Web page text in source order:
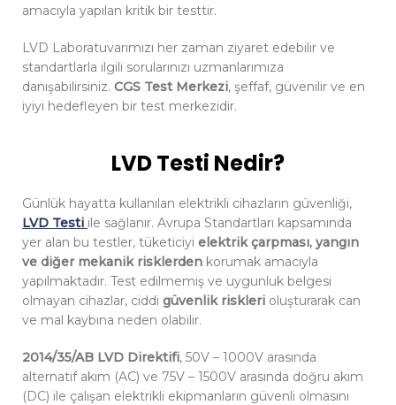
amacıyla yapılan kritik bir testtir.
LVD Laboratuvarımızı her zaman ziyaret edebilir ve
standartlarla ilgili sorularınızı uzmanlarımıza
danışabilirsiniz. CGS Test Merkezi, şeffaf, güvenilir ve en
iyiyi hedefleyen bir test merkezidir.
LVD Testi Nedir?
Günlük hayatta kullanılan elektrikli cihazların güvenliği,
LVD Testi ile sağlanır. Avrupa Standartları kapsamında
yer alan bu testler, tüketiciyi elektrik çarpması, yangın
ve diğer mekanik risklerden korumak amacıyla
yapılmaktadır. Test edilmemiş ve uygunluk belgesi
olmayan cihazlar, ciddi güvenlik riskleri oluşturarak can
ve mal kaybına neden olabilir.
2014/35/AB LVD Direktifi, 50V – 1000V arasında
alternatif akım (AC) ve 75V – 1500V arasında doğru akım
(DC) ile çalışan elektrikli ekipmanların güvenli olmasını